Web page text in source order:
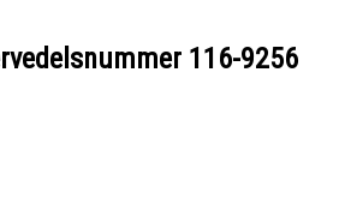
116-9256